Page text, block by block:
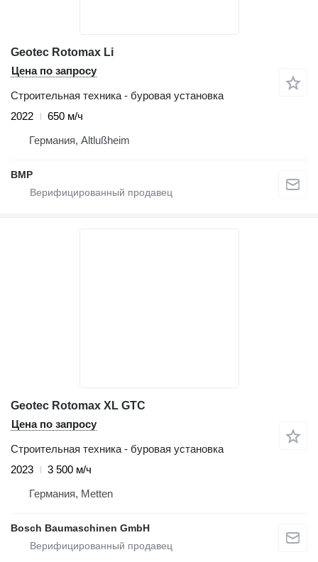
Geotec Rotomax Li
Цена по запросу
Строительная техника - буровая установка
2022
650 м/ч
Германия, Altlußheim
BMP
Geotec Rotomax XL GTC
Цена по запросу
Строительная техника - буровая установка
2023
3 500 м/ч
Германия, Metten
Bosch Baumaschinen GmbH